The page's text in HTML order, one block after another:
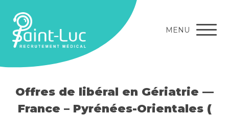
MENU
Offres de libéral en Gériatrie —
France – Pyrénées-Orientales (